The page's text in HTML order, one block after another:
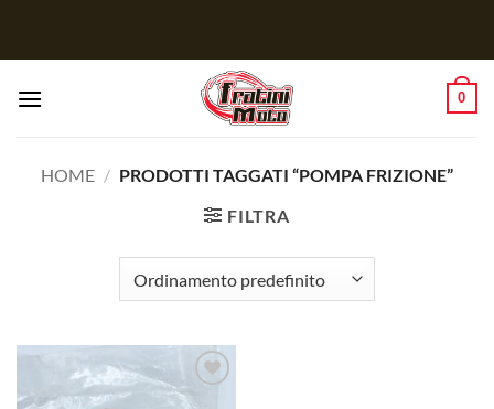
0
HOME / PRODOTTI TAGGATI “POMPA FRIZIONE”
FILTRA
Aggiungi